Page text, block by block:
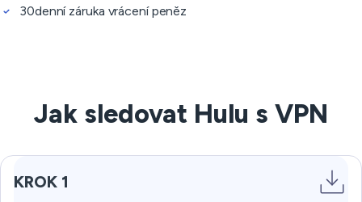
30denní záruka vrácení peněz
Jak sledovat Hulu s VPN
KROK 1